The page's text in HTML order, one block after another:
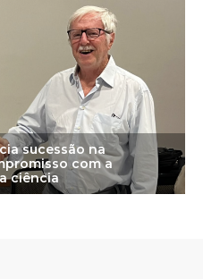
sucessão na
com a
ciência